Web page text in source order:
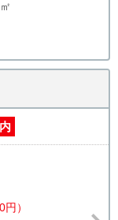
）